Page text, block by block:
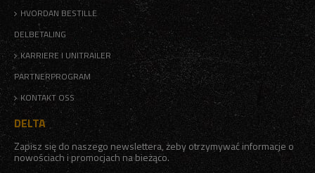
HVORDAN BESTILLE
DELBETALING
KARRIERE I UNITRAILER
PARTNERPROGRAM
KONTAKT OSS
DELTA
Zapisz się do naszego newslettera, żeby otrzymywać informacje o
nowościach i promocjach na bieżąco.